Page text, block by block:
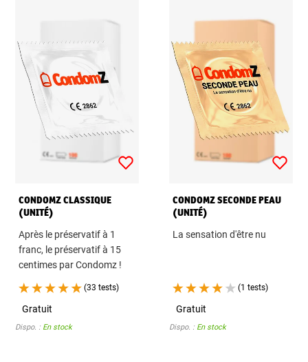
CONDOMZ CLASSIQUE
(UNITÉ)
Après le préservatif à 1
franc, le préservatif à 15
centimes par Condomz !
(33 tests)
Gratuit
Dispo. : En stock
CONDOMZ SECONDE PEAU
(UNITÉ)
La sensation d'être nu
(1 tests)
Gratuit
Dispo. : En stock